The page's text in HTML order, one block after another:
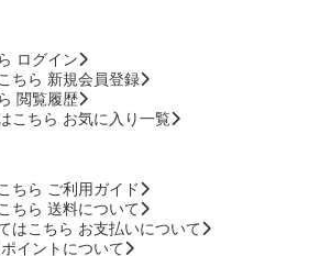
ログイン
新規会員登録
閲覧履歴
お気に入り一覧
ご利用ガイド
送料について
お支払いについて
ポイントについて